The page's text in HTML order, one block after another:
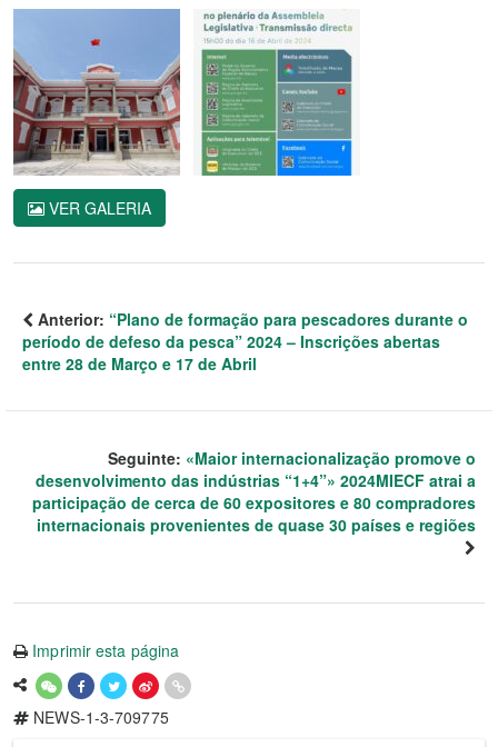
VER GALERIA
Anterior: “Plano de formação para pescadores durante o
período de defeso da pesca” 2024 – Inscrições abertas
entre 28 de Março e 17 de Abril
Seguinte: «Maior internacionalização promove o
desenvolvimento das indústrias “1+4”» 2024MIECF atrai a
participação de cerca de 60 expositores e 80 compradores
internacionais provenientes de quase 30 países e regiões
Imprimir esta página
NEWS-1-3-709775